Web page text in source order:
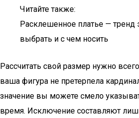
Читайте также:
Расклешенное платье — тренд
выбрать и с чем носить
Рассчитать свой размер нужно
ваша фигура не претерпела
значение вы можете смело
время. Исключение составляют